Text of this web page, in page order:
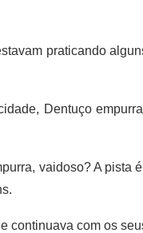
praticando
Dentuço
vaidoso? A pista
continuava com os